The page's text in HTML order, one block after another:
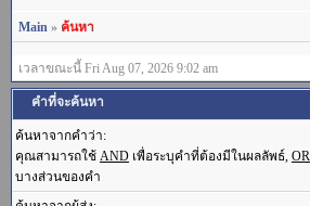
Main » ค้นหา
เวลาขณะนี้ Fri Aug 07, 2026 9:02 am
คำที่จะค้นหา
ค้นหาจากคำว่า:
คุณสามารถใช้ AND เพื่อระบุคำที่ต้องมีในผลลัพธ์, OR
บางส่วนของคำ